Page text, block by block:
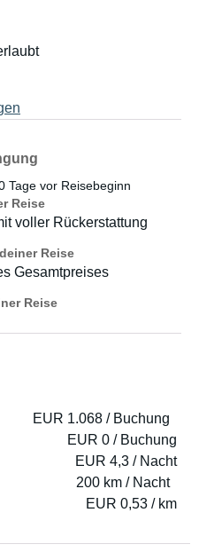
Tage vor Reisebeginn
Reise
voller Rückerstattung
Reise
Gesamtpreises
Reise
EUR 1.068 / Buchung
EUR 0 / Buchung
EUR 4,3 / Nacht
200 km / Nacht
EUR 0,53 / km